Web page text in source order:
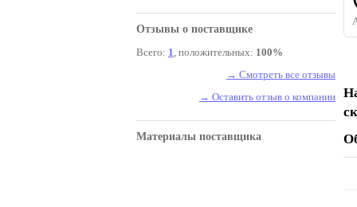
Отзывы о поставщике
Всего: 1, положительных: 100%
→ Смотреть все отзывы
→ Оставить отзыв о компании
Материалы поставщика